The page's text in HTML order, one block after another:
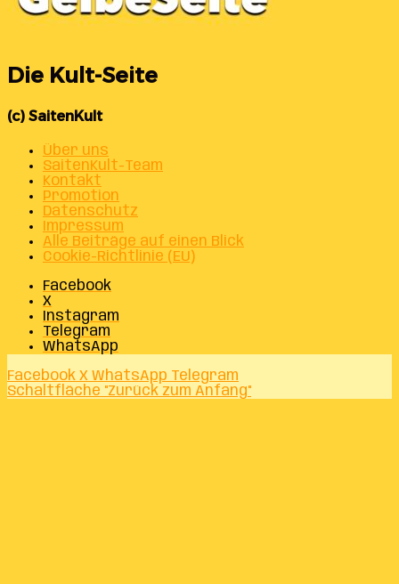
Die Kult-Seite
(c) SaitenKult
Über uns
SaitenKult-Team
Kontakt
Promotion
Datenschutz
Impressum
Alle Beiträge auf einen Blick
Cookie-Richtlinie (EU)
Facebook
X
Instagram
Telegram
WhatsApp
Facebook X WhatsApp Telegram
Schaltfläche "Zurück zum Anfang"